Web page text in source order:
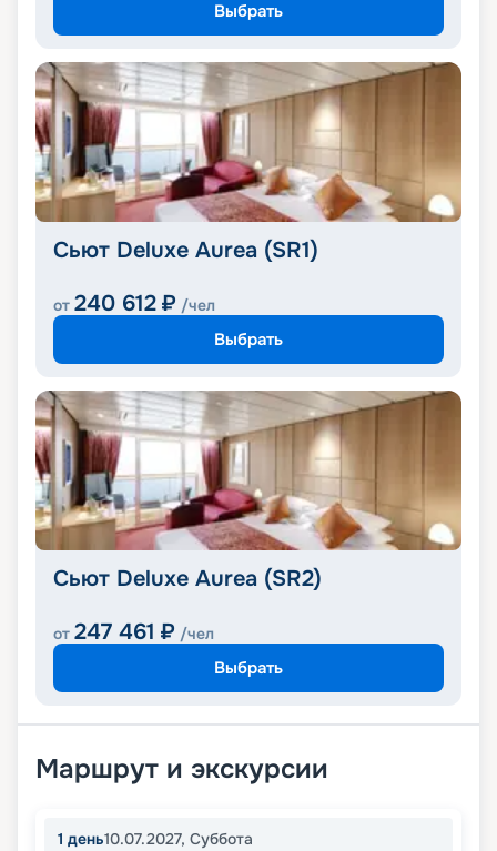
Выбрать
Сьют Deluxe Aurea (SR1)
от 240 612 ₽ /чел
Выбрать
Сьют Deluxe Aurea (SR2)
от 247 461 ₽ /чел
Выбрать
Маршрут и экскурсии
1 день10.07.2027, Суббота